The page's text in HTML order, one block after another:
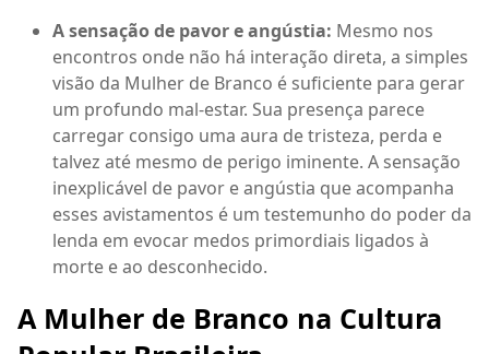
A sensação de pavor e angústia: Mesmo nos
encontros onde não há interação direta, a simples
visão da Mulher de Branco é suficiente para gerar
um profundo mal-estar. Sua presença parece
carregar consigo uma aura de tristeza, perda e
talvez até mesmo de perigo iminente. A sensação
inexplicável de pavor e angústia que acompanha
esses avistamentos é um testemunho do poder da
lenda em evocar medos primordiais ligados à
morte e ao desconhecido.
A Mulher de Branco na Cultura